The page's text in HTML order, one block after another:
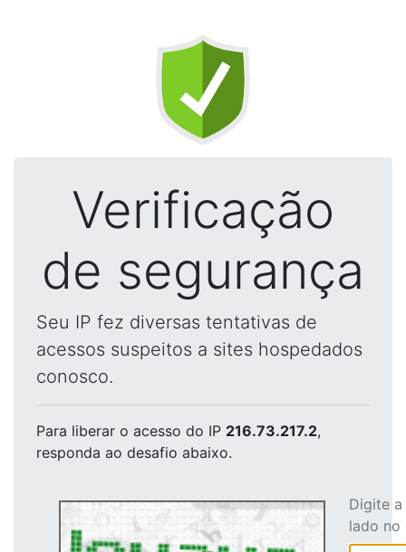
Verificação
de segurança
Seu IP fez diversas tentativas de
acessos suspeitos a sites hospedados
conosco.
Para liberar o acesso do IP 216.73.217.2,
responda ao desafio abaixo.
Digite
lado no